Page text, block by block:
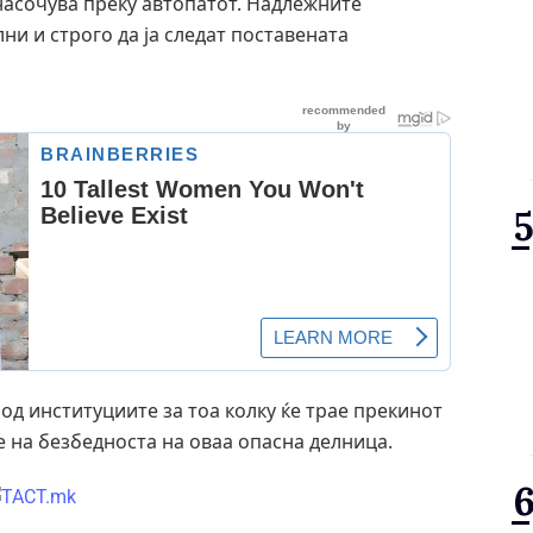
и строго да ја следат поставената
институциите за тоа колку ќе трае прекинот
безбедноста на оваа опасна делница.